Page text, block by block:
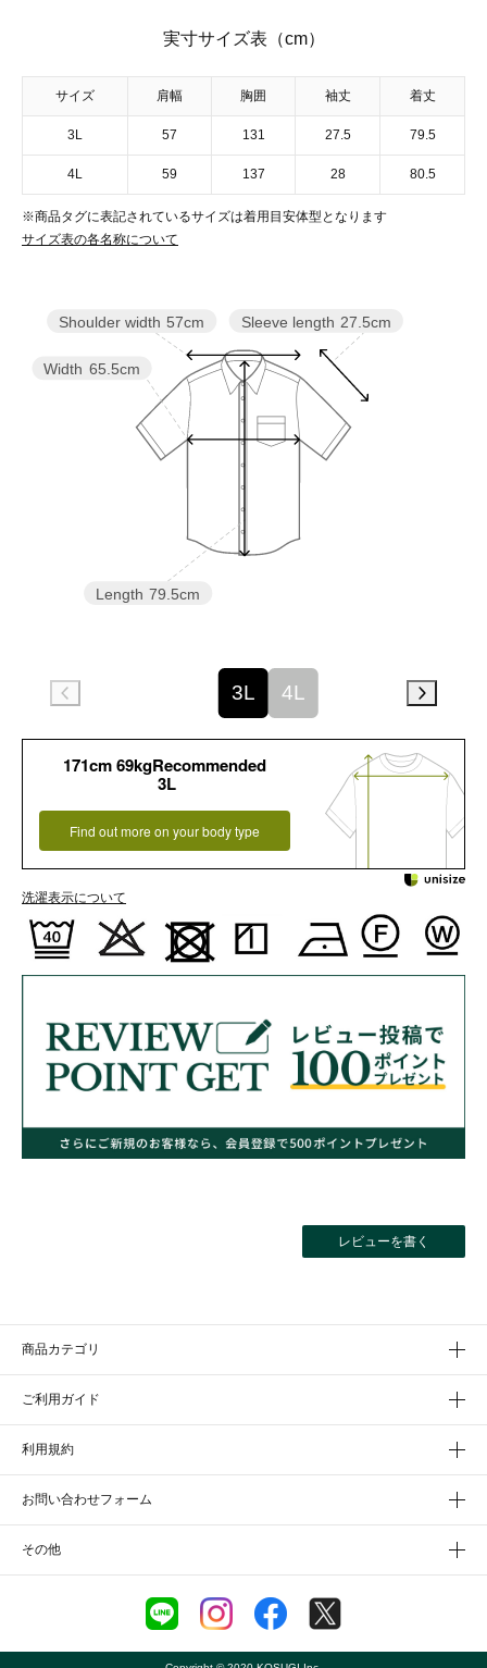
実寸サイズ表（cm）
サイズ 肩幅 胸囲 袖丈 着丈
3L 57 131 27.5 79.5
4L 59 137 28 80.5
※商品タグに表記されているサイズは着用目安体型となります
サイズ表の各名称について
Sleeve length 27.5cm
Length 79.5cm
Width 65.5cm
Shoulder width 57cm
3L 4L
171cm 69kgRecommended
3L
Find out more on your body type
洗濯表示について
レビューを書く
商品カテゴリ
ご利用ガイド
利用規約
お問い合わせフォーム
その他